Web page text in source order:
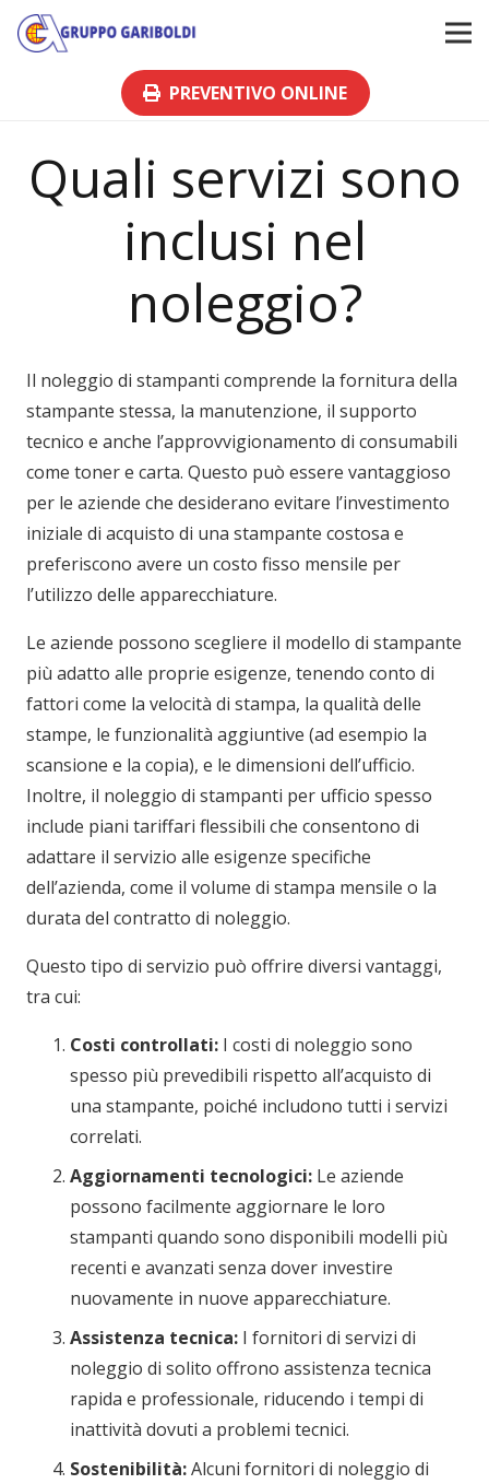
PREVENTIVO ONLINE
Quali servizi sono
inclusi nel
noleggio?
Il noleggio di stampanti comprende la fornitura della
stampante stessa, la manutenzione, il supporto
tecnico e anche l’approvvigionamento di consumabili
come toner e carta. Questo può essere vantaggioso
per le aziende che desiderano evitare l’investimento
iniziale di acquisto di una stampante costosa e
preferiscono avere un costo fisso mensile per
l’utilizzo delle apparecchiature.
Le aziende possono scegliere il modello di stampante
più adatto alle proprie esigenze, tenendo conto di
fattori come la velocità di stampa, la qualità delle
stampe, le funzionalità aggiuntive (ad esempio la
scansione e la copia), e le dimensioni dell’ufficio.
Inoltre, il noleggio di stampanti per ufficio spesso
include piani tariffari flessibili che consentono di
adattare il servizio alle esigenze specifiche
dell’azienda, come il volume di stampa mensile o la
durata del contratto di noleggio.
Questo tipo di servizio può offrire diversi vantaggi,
tra cui:
Costi controllati: I costi di noleggio sono
spesso più prevedibili rispetto all’acquisto di
una stampante, poiché includono tutti i servizi
correlati.
Aggiornamenti tecnologici: Le aziende
possono facilmente aggiornare le loro
stampanti quando sono disponibili modelli più
recenti e avanzati senza dover investire
nuovamente in nuove apparecchiature.
Assistenza tecnica: I fornitori di servizi di
noleggio di solito offrono assistenza tecnica
rapida e professionale, riducendo i tempi di
inattività dovuti a problemi tecnici.
Sostenibilità:Alcuni fornitori di noleggio di